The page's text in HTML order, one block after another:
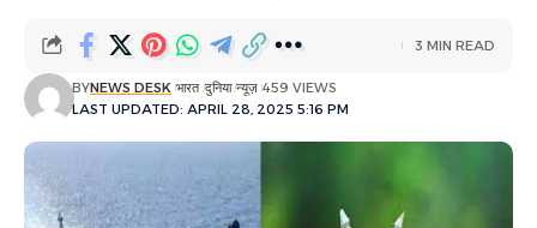
LAST UPDATED: APRIL 28, 2025 5:16 PM
BYNEWS DESK भारत दुनिया न्यूज़ 459 VIEWS
3 MIN READ